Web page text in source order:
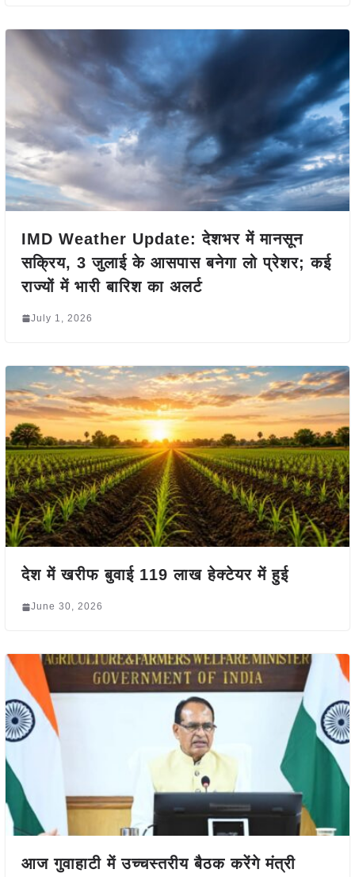
IMD Weather Update: देशभर में मानसून
सक्रिय, 3 जुलाई के आसपास बनेगा लो प्रेशर; कई
राज्यों में भारी बारिश का अलर्ट
July 1, 2026
देश में खरीफ बुवाई 119 लाख हेक्टेयर में हुई
June 30, 2026
आज गुवाहाटी में उच्चस्तरीय बैठक करेंगे मंत्री